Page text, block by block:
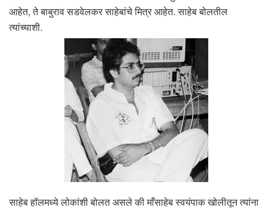
आहेत, ते बाबुराव सडवेलकर साहेबांचे मित्र आहेत. साहेब बोलतील
त्यांच्याशी.
साहेब हॉलमध्ये लोकांशी बोलत असले की माँसाहेब स्वयंपाक खोलीतून त्यांना